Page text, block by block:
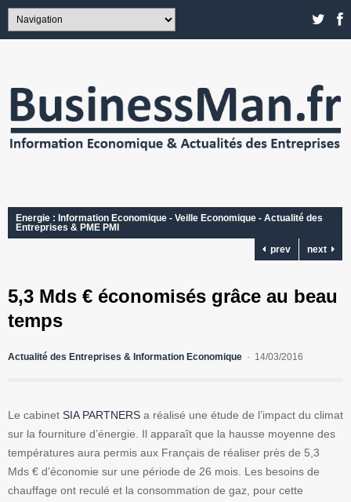
Energie : Information Economique - Veille Economique - Actualité des
Entreprises & PME PMI
prev
next
5,3 Mds € économisés grâce au beau
temps
Actualité des Entreprises & Information Economique 14/03/2016
Le cabinet SIA PARTNERS a réalisé une étude de l’impact du climat
sur la fourniture d’énergie. Il apparaît que la hausse moyenne des
températures aura permis aux Français de réaliser près de 5,3
Mds € d’économie sur une période de 26 mois. Les besoins de
chauffage ont reculé et la consommation de gaz, pour cette